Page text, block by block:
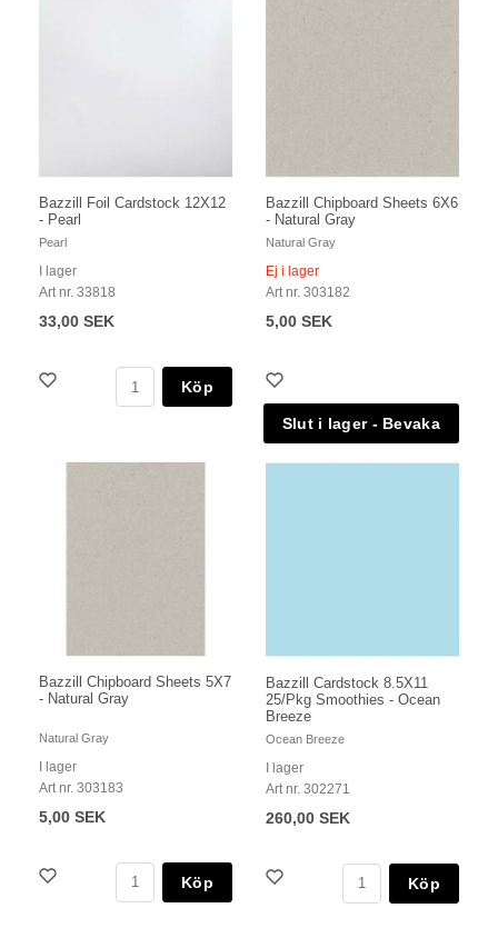
Bazzill Foil Cardstock 12X12
- Pearl
Pearl
I lager
Art nr. 33818
33,00 SEK
Köp
Bazzill Chipboard Sheets 6X6
- Natural Gray
Natural Gray
Ej i lager
Art nr. 303182
5,00 SEK
Bazzill Chipboard Sheets 5X7
- Natural Gray
Natural Gray
I lager
Art nr. 303183
5,00 SEK
Köp
Bazzill Cardstock 8.5X11
25/Pkg Smoothies - Ocean
Breeze
Ocean Breeze
I lager
Art nr. 302271
260,00 SEK
Köp